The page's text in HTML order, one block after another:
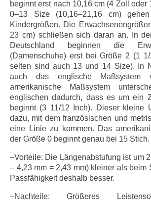
beginnt erst nach 10,16 cm (4 Zoll oder
0–13 Size (10,16–21,16 cm)
Kindergrößen. Die
23 cm) schließen sich daran an. In
Deutschland beginnen die
(Damenschuhe) erst bei Größe 2 (1
selten sind auch 13 und 14 Size). In
auch das englische Maßsystem
amerikanische Maßsystem
englischen dadurch, dass es um ein
beginnt (3 11/12 Inch). Dieser kleine
dazu, mit dem französischen und
eine Linie zu kommen. Das
der Größe 0 beginnt genau bei 15 Stich.
–Vorteile: Die Längenabstufung ist um
– 4,23 mm = 2,43 mm) kleiner als beim
Passfähigkeit deshalb besser.
–Nachteile: Größeres